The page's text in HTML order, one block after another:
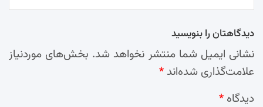
دیدگاهتان را بنویسید
نشانی ایمیل شما منتشر نخواهد شد. بخش‌های موردنیاز
علامت‌گذاری شده‌اند *
دیدگاه *